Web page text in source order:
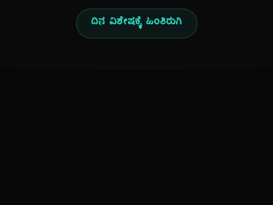
ದಿನ ವಿಶೇಷಕ್ಕೆ ಹಿಂತಿರುಗಿ